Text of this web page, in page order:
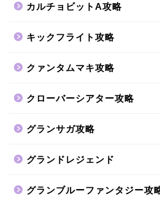
カルチョビットA攻略
キックフライト攻略
クァンタムマキ攻略
クローバーシアター攻略
グランサガ攻略
グランドレジェンド
グランブルーファンタジー攻